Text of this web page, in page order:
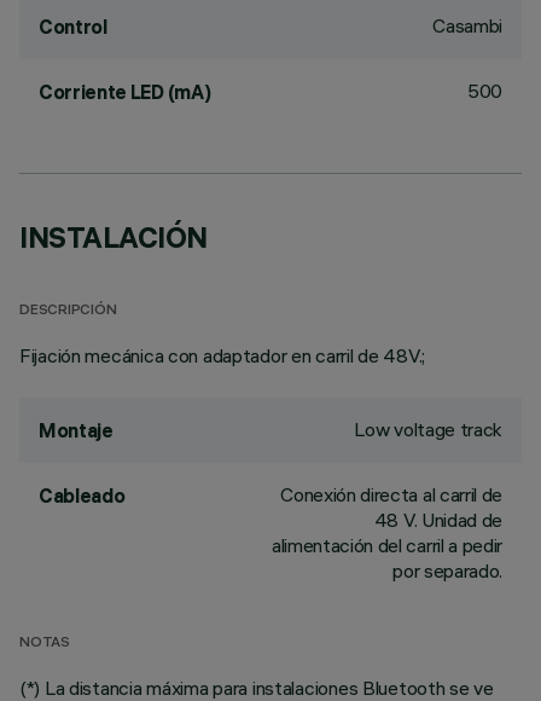
Control Casambi
Corriente LED (mA) 500
INSTALACIÓN
DESCRIPCIÓN
Fijación mecánica con adaptador en carril de 48V.;
Montaje Low voltage track
Cableado
Conexión directa al carril de
48 V. Unidad de
alimentación del carril a pedir
por separado.
NOTAS
(*) La distancia máxima para instalaciones Bluetooth se ve